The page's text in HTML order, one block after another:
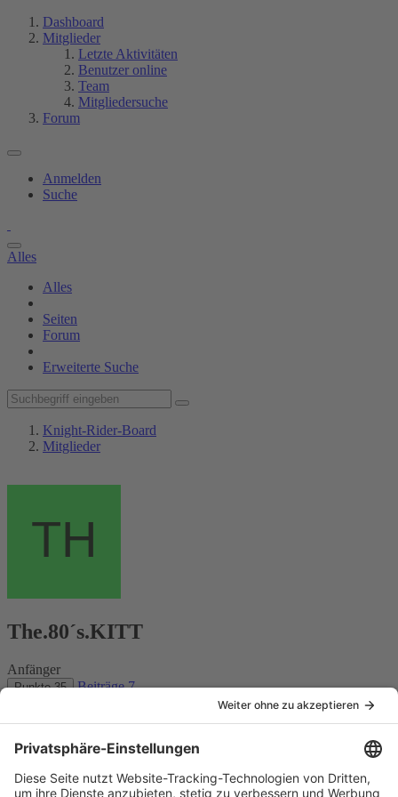
Dashboard
Mitglieder
Letzte Aktivitäten
Benutzer online
Team
Mitgliedersuche
Forum
Anmelden
Suche
Alles
Alles
Seiten
Forum
Erweiterte Suche
Knight-Rider-Board
Mitglieder
The.80´s.KITT
Anfänger
Punkte 35 Beiträge 7